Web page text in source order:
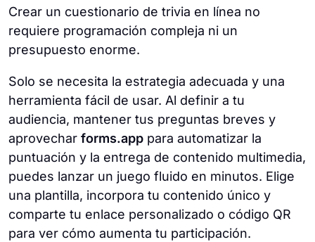
Crear un cuestionario de trivia en línea no
requiere programación compleja ni un
presupuesto enorme.
Solo se necesita la estrategia adecuada y una
herramienta fácil de usar. Al definir a tu
audiencia, mantener tus preguntas breves y
aprovechar forms.app para automatizar la
puntuación y la entrega de contenido multimedia,
puedes lanzar un juego fluido en minutos. Elige
una plantilla, incorpora tu contenido único y
comparte tu enlace personalizado o código QR
para ver cómo aumenta tu participación.